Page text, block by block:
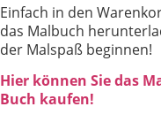
Einfach in den
das Malbuch
der Malspaß beginnen!
Hier können Sie das
Buch kaufen!